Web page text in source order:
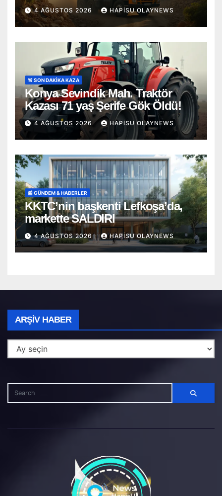
4 AĞUSTOS 2026 HAPISU OLAYNEWS
🚨 SON DAKİKA KAZA
Konya Sevindik Mah. Traktör
Kazası 71 yaş Şerife Gök Öldü!
4 AĞUSTOS 2026 HAPISU OLAYNEWS
📰 GÜNDEM & HABERLER
KKTC’nin başkenti Lefkoşa’da,
markette SALDIRI
4 AĞUSTOS 2026 HAPISU OLAYNEWS
ARŞIV HABER
Haber